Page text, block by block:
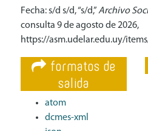
Fecha: s/d s/d, “s/d,”Archivo
consulta 9 de agosto de 2026,
https://asm.udelar.edu.uy/
formatos de
salida
atom
dcmes-xml